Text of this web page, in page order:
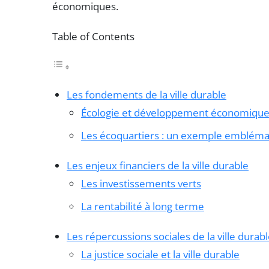
économiques.
Table of Contents
Les fondements de la ville durable
Écologie et développement économique
Les écoquartiers : un exemple
Les enjeux financiers de la ville durable
Les investissements verts
La rentabilité à long terme
Les répercussions sociales de la ville
La justice sociale et la ville durable